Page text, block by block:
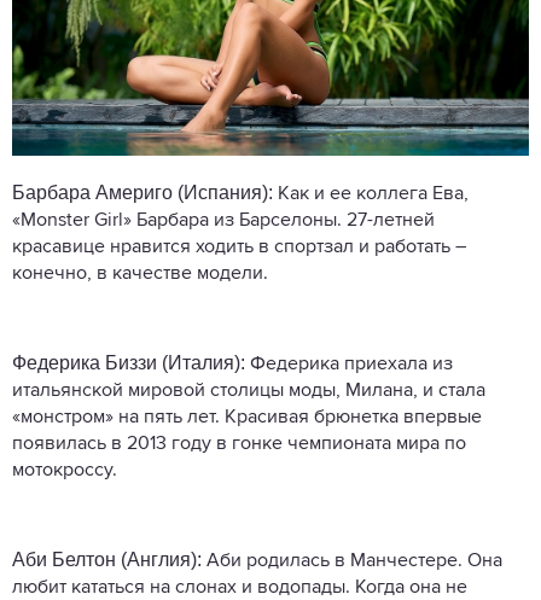
Барбара Америго (Испания): Как и ее коллега Ева,
«Monster Girl» Барбара из Барселоны. 27-летней
красавице нравится ходить в спортзал и работать –
конечно, в качестве модели.
Федерика Биззи (Италия): Федерика приехала из
итальянской мировой столицы моды, Милана, и стала
«монстром» на пять лет. Красивая брюнетка впервые
появилась в 2013 году в гонке чемпионата мира по
мотокроссу.
Аби Белтон (Англия): Аби родилась в Манчестере. Она
любит кататься на слонах и водопады. Когда она не